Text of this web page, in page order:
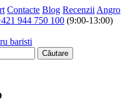
Contacte Blog Recenzii Angro
944 750 100 (9:00-13:00)
baristi
Căutare